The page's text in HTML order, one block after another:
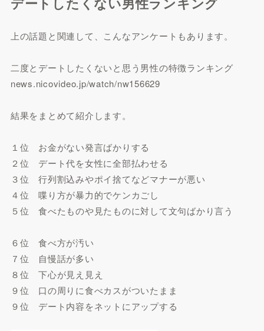
上の話題と関連して、こんなアンケートもあります。
二度とデートしたくないと思う男性の特徴ランキング
news.nicovideo.jp/watch/nw156629
結果をまとめて紹介します。
１位 お金がない発言ばかりする
２位 デート代を女性に全部払わせる
３位 行列割込みやポイ捨てなどマナーが悪い
４位 喋り方が暴力的でケンカごし
５位 食べたものや見たものに対して文句ばかり言う
６位 食べ方が汚い
７位 自慢話が多い
８位 下心が見え見え
９位 口の周りに食べカスがついたまま
９位 デート内容をネットにアップする